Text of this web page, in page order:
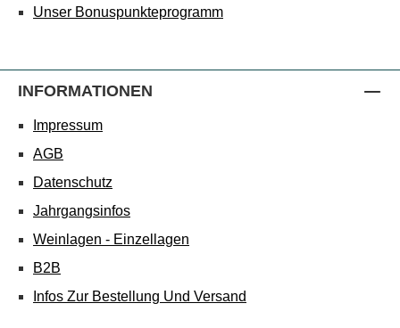
Unser Bonuspunkteprogramm
INFORMATIONEN
Impressum
AGB
Datenschutz
Jahrgangsinfos
Weinlagen - Einzellagen
B2B
Infos Zur Bestellung Und Versand